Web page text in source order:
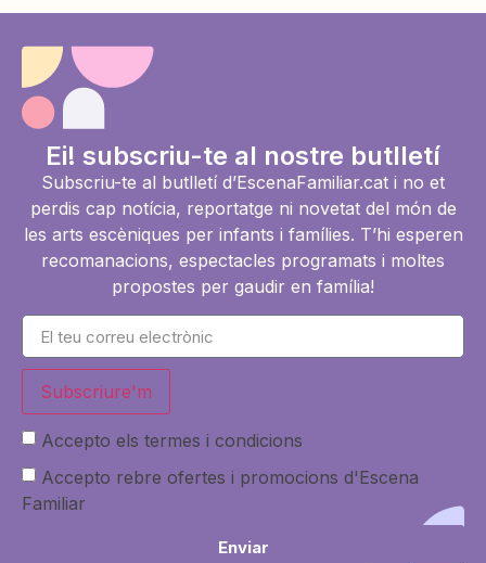
Ei! subscriu-te al nostre butlletí
Subscriu-te al butlletí d’EscenaFamiliar.cat i no et
perdis cap notícia, reportatge ni novetat del món de
les arts escèniques per infants i famílies. T’hi esperen
recomanacions, espectacles programats i moltes
propostes per gaudir en família!
Subscriure'm
Accepto els termes i condicions
Accepto rebre ofertes i promocions d'Escena
Familiar
Enviar